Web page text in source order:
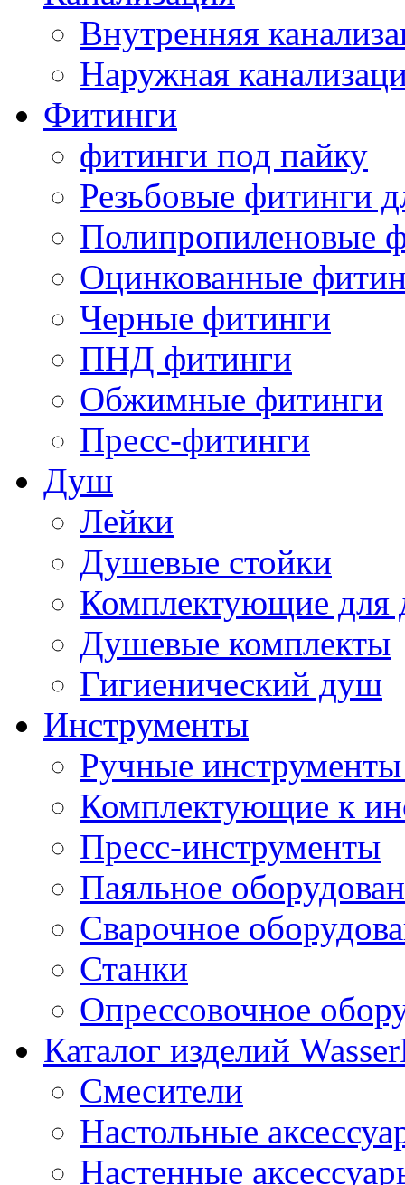
Внутренняя
Наружная
Фитинги
фитинги под пайку
Резьбовые фитинги
Полипропиленовые
Оцинкованные
Черные фитинги
ПНД фитинги
Обжимные фитинги
Пресс-фитинги
Душ
Лейки
Душевые стойки
Комплектующие для
Душевые комплекты
Гигиенический душ
Инструменты
Ручные
Комплектующие к
Пресс-инструменты
Паяльное
Сварочное
Станки
Опрессовочное
Каталог изделий
Смесители
Настольные
Настенные